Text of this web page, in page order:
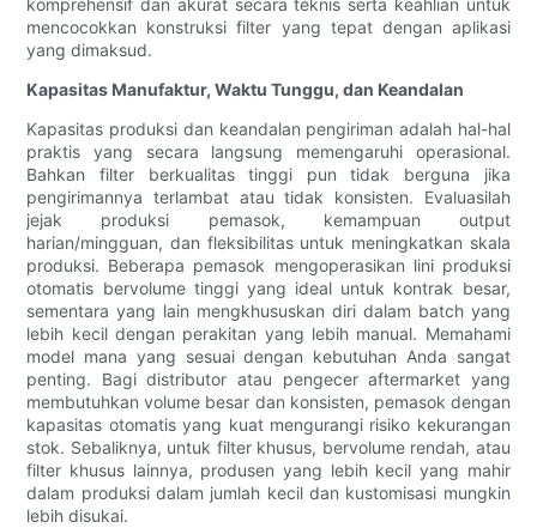
komprehensif dan akurat secara teknis serta keahlian untuk
mencocokkan konstruksi filter yang tepat dengan aplikasi
yang dimaksud.
Kapasitas Manufaktur, Waktu Tunggu, dan Keandalan
Kapasitas produksi dan keandalan pengiriman adalah hal-hal
praktis yang secara langsung memengaruhi operasional.
Bahkan filter berkualitas tinggi pun tidak berguna jika
pengirimannya terlambat atau tidak konsisten. Evaluasilah
jejak produksi pemasok, kemampuan output
harian/mingguan, dan fleksibilitas untuk meningkatkan skala
produksi. Beberapa pemasok mengoperasikan lini produksi
otomatis bervolume tinggi yang ideal untuk kontrak besar,
sementara yang lain mengkhususkan diri dalam batch yang
lebih kecil dengan perakitan yang lebih manual. Memahami
model mana yang sesuai dengan kebutuhan Anda sangat
penting. Bagi distributor atau pengecer aftermarket yang
membutuhkan volume besar dan konsisten, pemasok dengan
kapasitas otomatis yang kuat mengurangi risiko kekurangan
stok. Sebaliknya, untuk filter khusus, bervolume rendah, atau
filter khusus lainnya, produsen yang lebih kecil yang mahir
dalam produksi dalam jumlah kecil dan kustomisasi mungkin
lebih disukai.